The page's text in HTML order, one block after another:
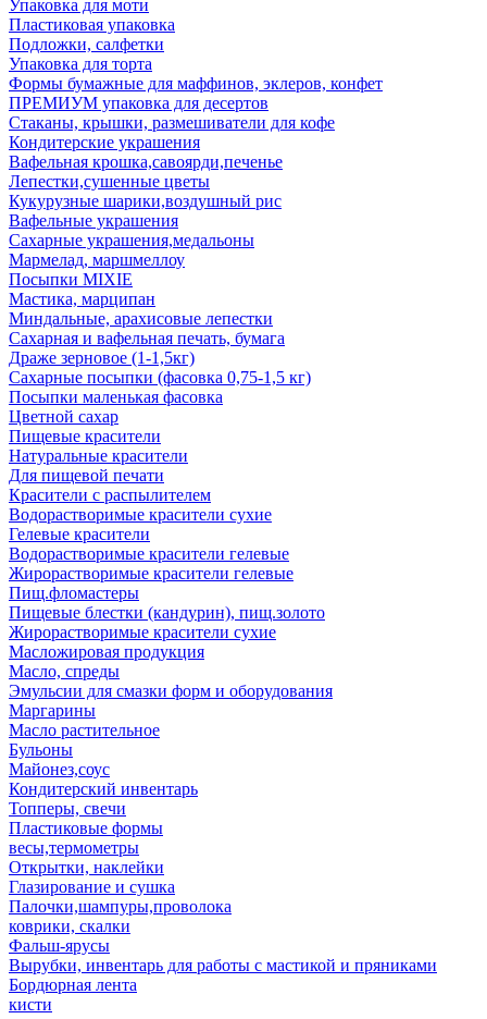
Упаковка для моти
Пластиковая упаковка
Подложки, салфетки
Упаковка для торта
Формы бумажные для маффинов, эклеров, конфет
ПРЕМИУМ упаковка для десертов
Стаканы, крышки, размешиватели для кофе
Кондитерские украшения
Вафельная крошка,савоярди,печенье
Лепестки,сушенные цветы
Кукурузные шарики,воздушный рис
Вафельные украшения
Сахарные украшения,медальоны
Мармелад, маршмеллоу
Посыпки MIXIE
Мастика, марципан
Миндальные, арахисовые лепестки
Сахарная и вафельная печать, бумага
Драже зерновое (1-1,5кг)
Сахарные посыпки (фасовка 0,75-1,5 кг)
Посыпки маленькая фасовка
Цветной сахар
Пищевые красители
Натуральные красители
Для пищевой печати
Красители с распылителем
Водорастворимые красители сухие
Гелевые красители
Водорастворимые красители гелевые
Жирорастворимые красители гелевые
Пищ.фломастеры
Пищевые блестки (кандурин), пищ.золото
Жирорастворимые красители сухие
Масложировая продукция
Масло, спреды
Эмульсии для смазки форм и оборудования
Маргарины
Масло растительное
Бульоны
Майонез,соус
Кондитерский инвентарь
Топперы, свечи
Пластиковые формы
весы,термометры
Открытки, наклейки
Глазирование и сушка
Палочки,шампуры,проволока
коврики, скалки
Фальш-ярусы
Вырубки, инвентарь для работы с мастикой и пряниками
Бордюрная лента
кисти